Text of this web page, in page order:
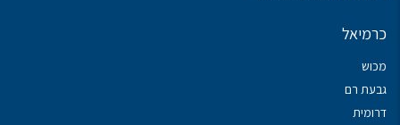
כרמיאל
מכוש
גבעת רם
דרומית